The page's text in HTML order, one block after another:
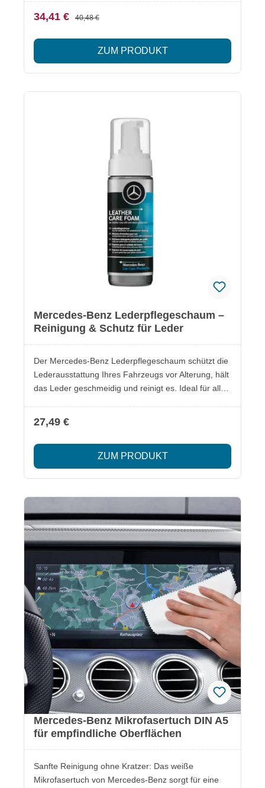
LederoberflächenUnterstützt Schutz und
Geschmeidigkeit des LedersGeeignet für Sitze und
LederverkleidungenOriginal Mercedes-Benz
Pflegeprodukte Lieferumfang Mercedes-Benz
Benz Kunstledertuch (A0009861262) Hinweis
entnehmen Sie bitte den jeweiligen
34,41 € 40,48 €
ZUM PRODUKT
Mercedes-Benz Lederpflegeschaum –
Reinigung & Schutz für Leder
Der Mercedes-Benz Lederpflegeschaum schützt die
Lederausstattung Ihres Fahrzeugs vor Alterung, hält
das Leder geschmeidig und reinigt es. Ideal für alle
um das Leder langfristig zu pflegen. Lieferumfang: 1
x Lederpflegeschaum 150 ml Besonderheiten:
Schützt Leder vor Alterung Hält das Leder
geschmeidig und rein Antistatisch und
Enthält Natriummercaptoacetat, kann allergische
Reaktionen hervorrufen. H319: Verursacht schwere
Augenreizung. H412: Schädlich für
Wasserorganismen, mit langfristiger Wirkung.
Sicherheitsinformationen im beiliegenden Datenblatt.
27,49 €
ZUM PRODUKT
Mercedes-Benz Mikrofasertuch DIN A5
für empfindliche Oberflächen
Sanfte Reinigung ohne Kratzer: Das weiße
Mikrofasertuch von Mercedes-Benz sorgt für eine